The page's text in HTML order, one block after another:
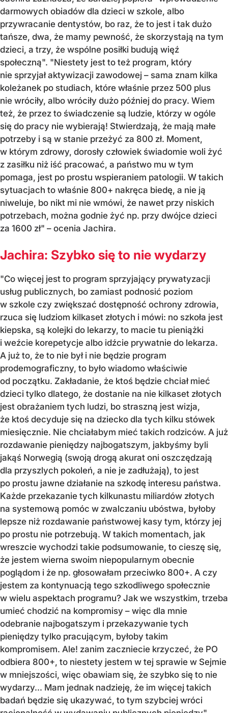
darmowych obiadów dla dzieci w szkole, albo
przywracanie dentystów, bo raz, że to jest i tak dużo
tańsze, dwa, że mamy pewność, że skorzystają na tym
dzieci, a trzy, że wspólne posiłki budują więź
społeczną". "Niestety jest to też program, który
nie sprzyjał aktywizacji zawodowej – sama znam kilka
koleżanek po studiach, które właśnie przez 500 plus
nie wróciły, albo wróciły dużo później do pracy. Wiem
też, że przez to świadczenie są ludzie, którzy w ogóle
się do pracy nie wybierają! Stwierdzają, że mają małe
potrzeby i są w stanie przeżyć za 800 zł. Moment,
w którym zdrowy, dorosły człowiek świadomie woli żyć
z zasiłku niż iść pracować, a państwo mu w tym
pomaga, jest po prostu wspieraniem patologii. W takich
sytuacjach to właśnie 800+ nakręca biedę, a nie ją
niweluje, bo nikt mi nie wmówi, że nawet przy niskich
potrzebach, można godnie żyć np. przy dwójce dzieci
za 1600 zł" – ocenia Jachira.
Jachira: Szybko się to nie wydarzy
"Co więcej jest to program sprzyjający prywatyzacji
usług publicznych, bo zamiast podnosić poziom
w szkole czy zwiększać dostępność ochrony zdrowia,
rzuca się ludziom kilkaset złotych i mówi: no szkoła jest
kiepska, są kolejki do lekarzy, to macie tu pieniążki
i weźcie korepetycje albo idźcie prywatnie do lekarza.
A już to, że to nie był i nie będzie program
prodemograficzny, to było wiadomo właściwie
od początku. Zakładanie, że ktoś będzie chciał mieć
dzieci tylko dlatego, że dostanie na nie kilkaset złotych
jest obrażaniem tych ludzi, bo straszną jest wizja,
że ktoś decyduje się na dziecko dla tych kilku stówek
miesięcznie. Nie chciałabym mieć takich rodziców. A już
rozdawanie pieniędzy najbogatszym, jakbyśmy byli
jakąś Norwegią (swoją drogą akurat oni oszczędzają
dla przyszlych pokoleń, a nie je zadłużają), to jest
po prostu jawne działanie na szkodę interesu państwa.
Każde przekazanie tych kilkunastu miliardów złotych
na systemową pomóc w zwalczaniu ubóstwa, byłoby
lepsze niż rozdawanie państwowej kasy tym, którzy jej
po prostu nie potrzebują. W takich momentach, jak
wreszcie wychodzi takie podsumowanie, to cieszę się,
że jestem wierna swoim niepopularnym obecnie
poglądom i że np. głosowałam przeciwko 800+. A czy
jestem za kontynuacją tego szkodliwego społecznie
w wielu aspektach programu? Jak we wszystkim, trzeba
umieć chodzić na kompromisy – więc dla mnie
odebranie najbogatszym i przekazywanie tych
pieniędzy tylko pracującym, byłoby takim
kompromisem. Ale! zanim zaczniecie krzyczeć, że PO
odbiera 800+, to niestety jestem w tej sprawie w Sejmie
w mniejszości, więc obawiam się, że szybko się to nie
wydarzy... Mam jednak nadzieję, że im więcej takich
badań będzie się ukazywać, to tym szybciej wróci